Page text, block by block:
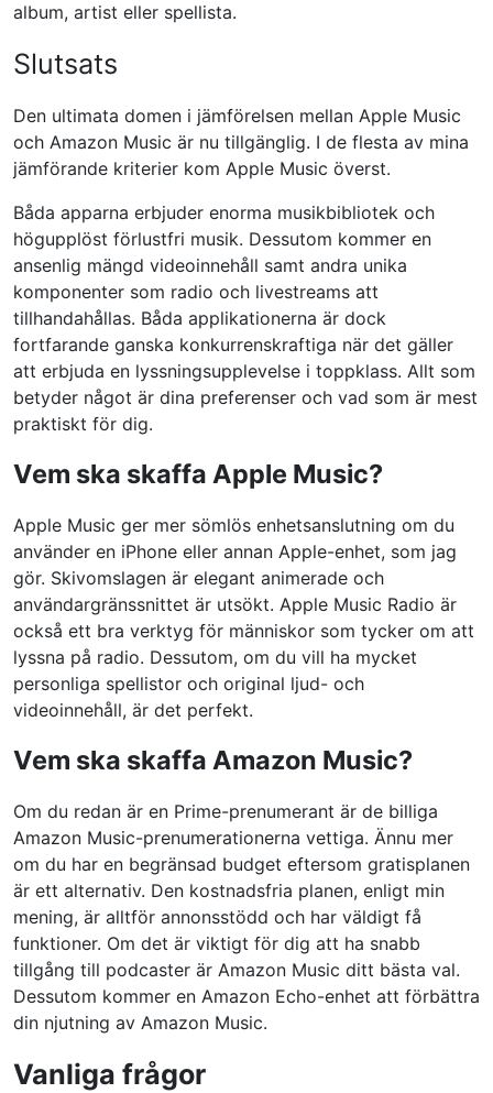
album, artist eller spellista.
Slutsats
Den ultimata domen i jämförelsen mellan Apple Music
och Amazon Music är nu tillgänglig. I de flesta av mina
jämförande kriterier kom Apple Music överst.
Båda apparna erbjuder enorma musikbibliotek och
högupplöst förlustfri musik. Dessutom kommer en
ansenlig mängd videoinnehåll samt andra unika
komponenter som radio och livestreams att
tillhandahållas. Båda applikationerna är dock
fortfarande ganska konkurrenskraftiga när det gäller
att erbjuda en lyssningsupplevelse i toppklass. Allt som
betyder något är dina preferenser och vad som är mest
praktiskt för dig.
Vem ska skaffa Apple Music?
Apple Music ger mer sömlös enhetsanslutning om du
använder en iPhone eller annan Apple-enhet, som jag
gör. Skivomslagen är elegant animerade och
användargränssnittet är utsökt. Apple Music Radio är
också ett bra verktyg för människor som tycker om att
lyssna på radio. Dessutom, om du vill ha mycket
personliga spellistor och original ljud- och
videoinnehåll, är det perfekt.
Vem ska skaffa Amazon Music?
Om du redan är en Prime-prenumerant är de billiga
Amazon Music-prenumerationerna vettiga. Ännu mer
om du har en begränsad budget eftersom gratisplanen
är ett alternativ. Den kostnadsfria planen, enligt min
mening, är alltför annonsstödd och har väldigt få
funktioner. Om det är viktigt för dig att ha snabb
tillgång till podcaster är Amazon Music ditt bästa val.
Dessutom kommer en Amazon Echo-enhet att förbättra
din njutning av Amazon Music.
Vanliga frågor